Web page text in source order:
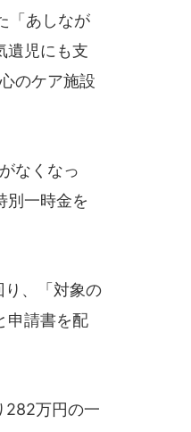
「あしなが
遺児にも支
のケア施設
なくなっ
別一時金を
、「対象の
申請書を配
万円の一